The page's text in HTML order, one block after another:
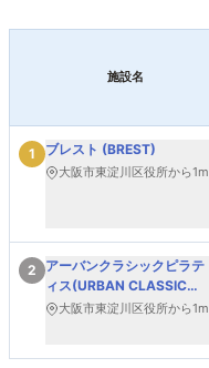
施設名
1 ブレスト (BREST)
大阪市東淀川区役所から1m
2
アーバンクラシックピラテ
ィス(URBAN CLASSIC
PILATES)
大阪市東淀川区役所から1m